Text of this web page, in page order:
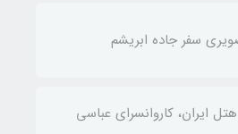
سفر جاده ابریشم
ایران، کاروانسرای عباسی